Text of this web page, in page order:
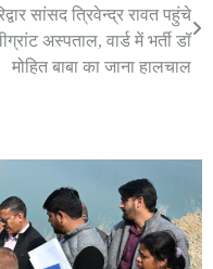
सांसद त्रिवेन्द्र रावत पहुंचे
अस्पताल, वार्ड में भर्ती डॉ
मोहित बाबा का जाना हालचाल